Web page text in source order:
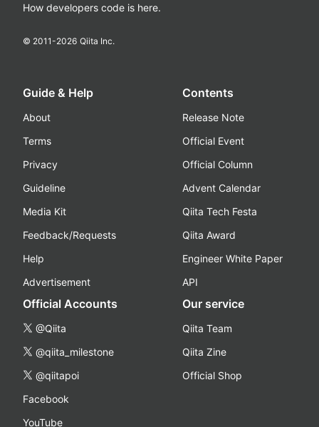
How developers code is here.
© 2011-2026 Qiita Inc.
Guide & Help
About
Terms
Privacy
Guideline
Media Kit
Feedback/Requests
Help
Advertisement
Contents
Release Note
Official Event
Official Column
Advent Calendar
Qiita Tech Festa
Qiita Award
Engineer White Paper
API
Official Accounts
@Qiita
@qiita_milestone
@qiitapoi
Facebook
YouTube
Our service
Qiita Team
Qiita Zine
Official Shop